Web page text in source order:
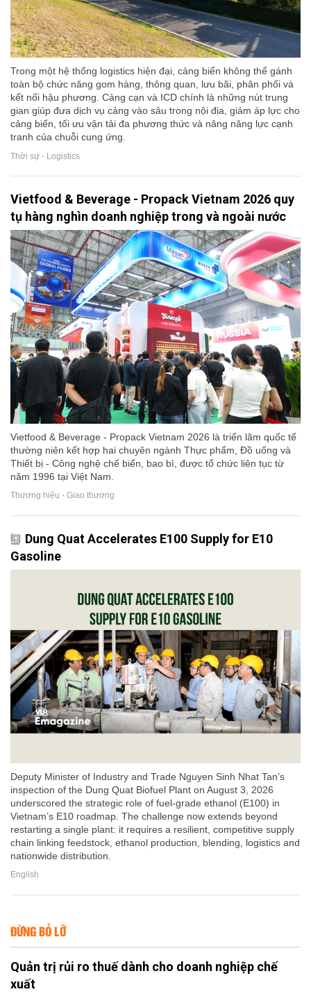
Trong một hệ thống logistics hiện đại, cảng biển không thể gánh
toàn bộ chức năng gom hàng, thông quan, lưu bãi, phân phối và
kết nối hậu phương. Cảng cạn và ICD chính là những nút trung
gian giúp đưa dịch vụ cảng vào sâu trong nội địa, giảm áp lực cho
cảng biển, tối ưu vận tải đa phương thức và nâng năng lực cạnh
tranh của chuỗi cung ứng.
Thời sự - Logistics
Vietfood & Beverage - Propack Vietnam 2026 quy
tụ hàng nghìn doanh nghiệp trong và ngoài nước
Vietfood & Beverage - Propack Vietnam 2026 là triển lãm quốc tế
thường niên kết hợp hai chuyên ngành Thực phẩm, Đồ uống và
Thiết bị - Công nghệ chế biến, bao bì, được tổ chức liên tục từ
năm 1996 tại Việt Nam.
Thương hiệu - Giao thương
Dung Quat Accelerates E100 Supply for E10
Gasoline
Deputy Minister of Industry and Trade Nguyen Sinh Nhat Tan’s
inspection of the Dung Quat Biofuel Plant on August 3, 2026
underscored the strategic role of fuel-grade ethanol (E100) in
Vietnam’s E10 roadmap. The challenge now extends beyond
restarting a single plant: it requires a resilient, competitive supply
chain linking feedstock, ethanol production, blending, logistics and
nationwide distribution.
English
ĐỪNG BỎ LỠ
Quản trị rủi ro thuế dành cho doanh nghiệp chế
xuất